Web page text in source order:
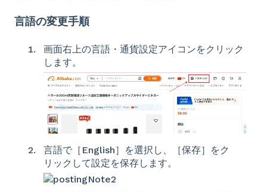
言語の変更手順
画面右上の言語・通貨設定アイコンをクリック
します。
言語で［English］を選択し、［保存］をク
リックして設定を保存します。